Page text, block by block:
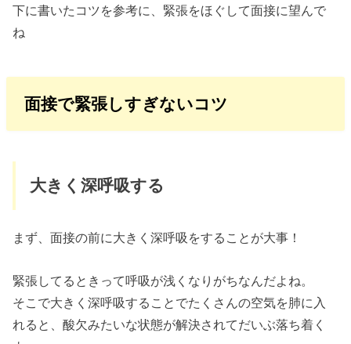
下に書いたコツを参考に、緊張をほぐして面接に望んで
ね
面接で緊張しすぎないコツ
大きく深呼吸する
まず、面接の前に大きく深呼吸をすることが大事！
緊張してるときって呼吸が浅くなりがちなんだよね。
そこで大きく深呼吸することでたくさんの空気を肺に入
れると、酸欠みたいな状態が解決されてだいぶ落ち着く